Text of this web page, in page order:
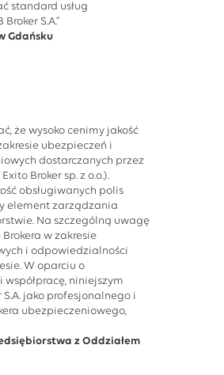
standard usług
S.A.”
Gdańsku
że wysoko cenimy jakość
ubezpieczeń i
dostarczanych przez
Broker sp. z o.o.).
obsługiwanych polis
element zarządzania
Na szczególną uwagę
w zakresie
i odpowiedzialności
W oparciu o
niniejszym
S.A. jako profesjonalnego i
ubezpieczeniowego,
z Oddziałem